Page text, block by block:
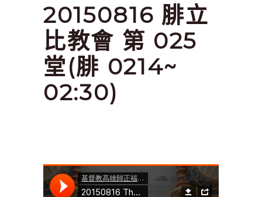
20150816 腓立
比教會 第 025
堂(腓 0214~
02:30)